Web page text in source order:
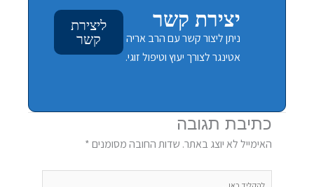
יצירת קשר
ניתן ליצור קשר עם הרב אריה
אטינגר לצורך יעוץ וטיפול זוגי.
ליצירת
קשר
כתיבת תגובה
האימייל לא יוצג באתר. שדות החובה מסומנים*
להקליד